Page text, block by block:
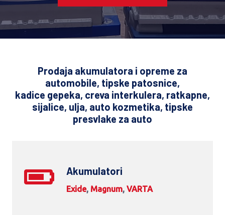
Prodaja akumulatora i opreme za
automobile, tipske patosnice,
kadice gepeka, creva interkulera, ratkapne,
sijalice, ulja, auto kozmetika, tipske
presvlake za auto
Akumulatori
Exide, Magnum, VARTA